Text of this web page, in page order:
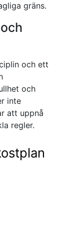
gräns.
och ett
och
inte
att uppnå
regler.